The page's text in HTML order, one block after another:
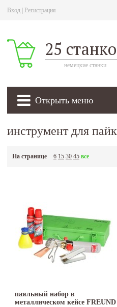
Вход Регистрация
25
немецкие станки
Открыть меню
инструмент для
На странице 6 15 30 45 все
паяльный набор в
металлическом кейсе FREUND